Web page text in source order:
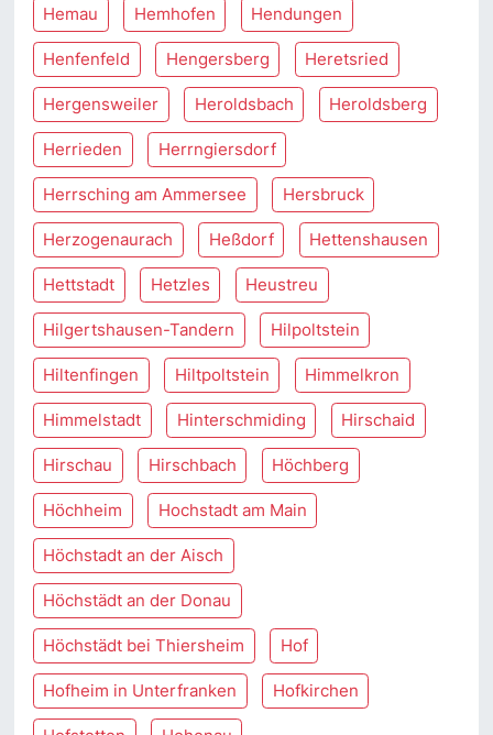
Hemau Hemhofen Hendungen
Henfenfeld Hengersberg Heretsried
Hergensweiler Heroldsbach Heroldsberg
Herrieden Herrngiersdorf
Herrsching am Ammersee Hersbruck
Herzogenaurach Heßdorf Hettenshausen
Hettstadt Hetzles Heustreu
Hilgertshausen-Tandern Hilpoltstein
Hiltenfingen Hiltpoltstein Himmelkron
Himmelstadt Hinterschmiding Hirschaid
Hirschau Hirschbach Höchberg
Höchheim Hochstadt am Main
Höchstadt an der Aisch
Höchstädt an der Donau
Höchstädt bei Thiersheim Hof
Hofheim in Unterfranken Hofkirchen